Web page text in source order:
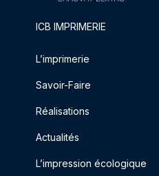
ICB IMPRIMERIE
L’imprimerie
Savoir-Faire
Réalisations
Actualités
L’impression écologique